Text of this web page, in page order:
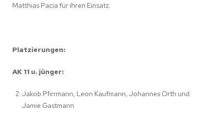
Matthias Pacia für ihren Einsatz.
Platzierungen:
AK 11 u. jünger:
Jakob Pfirrmann, Leon Kaufmann, Johannes Orth und
Jamie Gastmann